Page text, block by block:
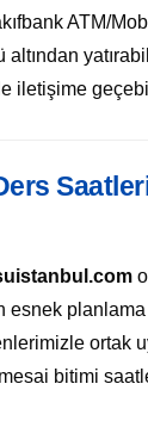
ATM/
altından
iletişime
esnek planlama
ortak
bitimi